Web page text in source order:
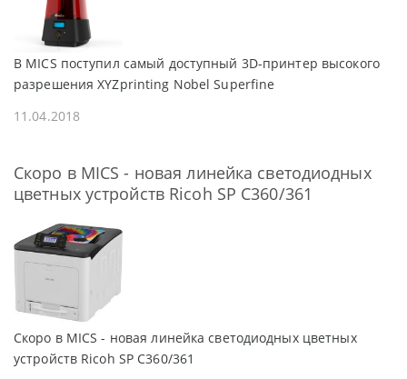
В MICS поступил самый доступный 3D-принтер высокого
разрешения XYZprinting Nobel Superfine
11.04.2018
Скоро в MICS - новая линейка светодиодных
цветных устройств Ricoh SP C360/361
Скоро в MICS - новая линейка светодиодных цветных
устройств Ricoh SP C360/361